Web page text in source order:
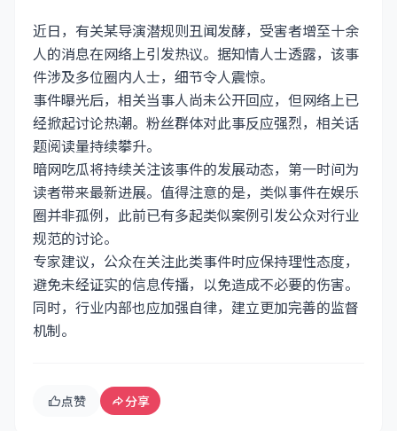
近日，有关某导演潜规则丑闻发酵，受害者增至十余
人的消息在网络上引发热议。据知情人士透露，该事
件涉及多位圈内人士，细节令人震惊。
事件曝光后，相关当事人尚未公开回应，但网络上已
经掀起讨论热潮。粉丝群体对此事反应强烈，相关话
题阅读量持续攀升。
暗网吃瓜将持续关注该事件的发展动态，第一时间为
读者带来最新进展。值得注意的是，类似事件在娱乐
圈并非孤例，此前已有多起类似案例引发公众对行业
规范的讨论。
专家建议，公众在关注此类事件时应保持理性态度，
避免未经证实的信息传播，以免造成不必要的伤害。
同时，行业内部也应加强自律，建立更加完善的监督
机制。
点赞 分享